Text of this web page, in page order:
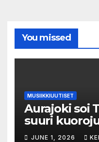
You missed
MUSIIKKIUUTISET
Aurajoki soi
suuri
jokirannan
JUNE 1, 2026